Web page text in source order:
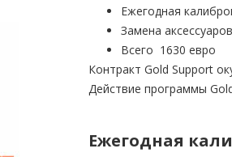
Ежегодная
Замена
Всего 1630 евро
Контракт Gold Support
Действие программы
Ежегодная